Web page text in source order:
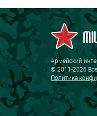
Армейский
© 2011-2026
Политика